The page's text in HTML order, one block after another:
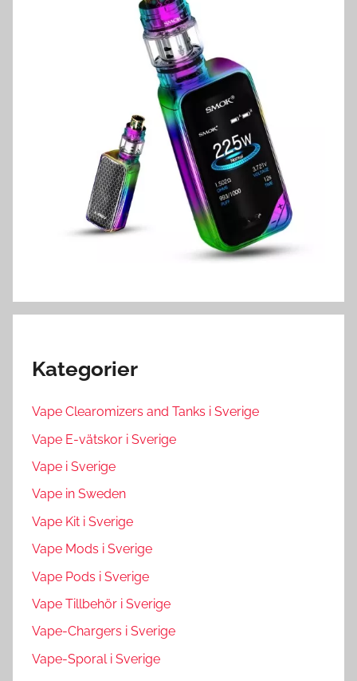
Kategorier
Vape Clearomizers and Tanks i Sverige
Vape E-vätskor i Sverige
Vape i Sverige
Vape in Sweden
Vape Kit i Sverige
Vape Mods i Sverige
Vape Pods i Sverige
Vape Tillbehör i Sverige
Vape-Chargers i Sverige
Vape-Sporal i Sverige